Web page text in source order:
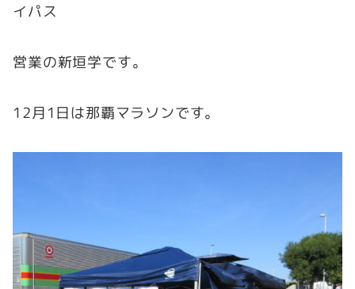
イパス
営業の新垣学です。
12月1日は那覇マラソンです。